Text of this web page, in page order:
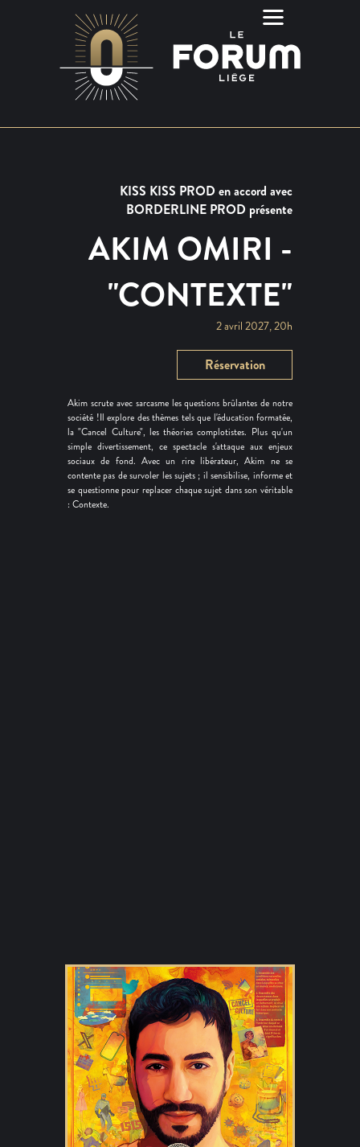
KISS KISS PROD en accord avec
BORDERLINE PROD présente
AKIM OMIRI -
"CONTEXTE"
2 avril 2027, 20h
Réservation
Akim scrute avec sarcasme les questions brûlantes de notre
société !Il explore des thèmes tels que l'éducation formatée,
la "Cancel Culture", les théories complotistes. Plus qu'un
simple divertissement, ce spectacle s'attaque aux enjeux
sociaux de fond. Avec un rire libérateur, Akim ne se
contente pas de survoler les sujets ; il sensibilise, informe et
se questionne pour replacer chaque sujet dans son véritable
: Contexte.